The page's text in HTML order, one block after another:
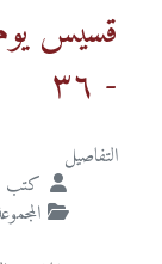
قسيس
- ٣٦
التفاصيل
كتب